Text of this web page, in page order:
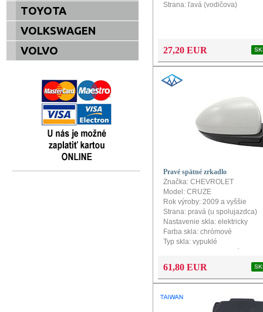
Strana: ľavá (vodičova)
27,20 EUR
Pravé spätné zrkadlo
Značka: CHEVROLET
Model: CRUZE
Rok výroby: 2009 a vyššie
Strana: pravá (u spolujazdca)
Nastavenie skla: elektricky
Farba skla: chrómové
Typ skla: vypuklé
Farba: určené pre lakovanie
Typ pripojenia: 8 zdierok / 5
Homologizácia: ECE (EU)
61,80 EUR
TOYOTA
VOLKSWAGEN
VOLVO